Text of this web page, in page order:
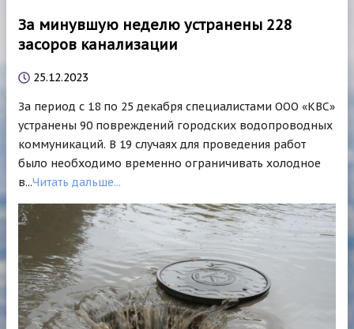
За минувшую неделю устранены 228
засоров канализации
25.12.2023
За период с 18 по 25 декабря специалистами ООО «КВС»
устранены 90 повреждений городских водопроводных
коммуникаций. В 19 случаях для проведения работ
было необходимо временно ограничивать холодное
в...Читать дальше...